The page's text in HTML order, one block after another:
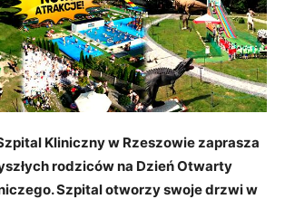
Kliniczny w Rzeszowie zaprasza
rodziców na Dzień Otwarty
Szpital otworzy swoje drzwi w